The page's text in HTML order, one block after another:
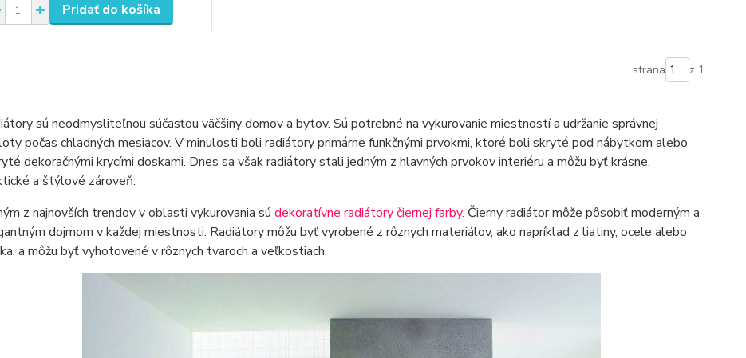
Pridať do košíka
strana z 1
sú neodmysliteľnou súčasťou väčšiny domov a bytov. Sú potrebné na vykurovanie miestností a udržanie správnej
počas chladných mesiacov. V minulosti boli radiátory primárne funkčnými prvokmi, ktoré boli skryté pod nábytkom alebo
dekoračnými krycími doskami. Dnes sa však radiátory stali jedným z hlavných prvokov interiéru a môžu byť krásne,
a štýlové zároveň.
z najnovších trendov v oblasti vykurovania sú dekoratívne radiátory čiernej farby. Čierny radiátor môže pôsobiť moderným a
dojmom v každej miestnosti. Radiátory môžu byť vyrobené z rôznych materiálov, ako napríklad z liatiny, ocele alebo
a môžu byť vyhotovené v rôznych tvaroch a veľkostiach.